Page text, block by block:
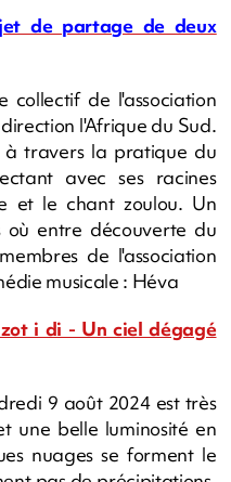
de partage de deux
collectif de l'association
l'Afrique du Sud.
à travers la pratique du
avec ses racines
et le chant zoulou. Un
où entre découverte du
de l'association
musicale : Héva
i di - Un ciel dégagé
9 août 2024 est très
une belle luminosité en
nuages se forment le